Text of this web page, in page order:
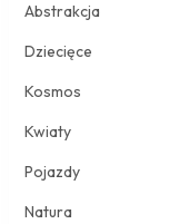
Abstrakcja
Dziecięce
Kosmos
Kwiaty
Pojazdy
Natura